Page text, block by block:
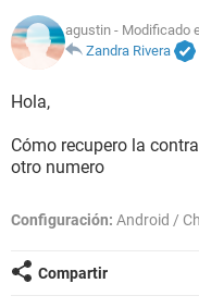
agustin - Modificado
Zandra Rivera
Hola,
Cómo recupero la
otro numero
Configuración: Android /
Compartir